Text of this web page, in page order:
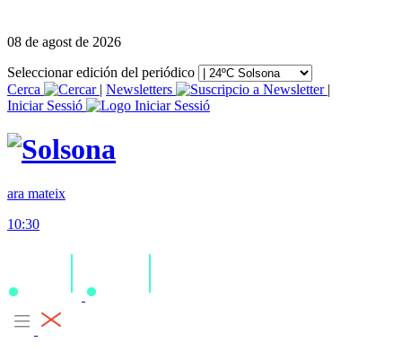
08 de agost de 2026
Seleccionar edición del periódico
Cerca
| Newsletters
|
Iniciar Sessió
ara mateix
10:30